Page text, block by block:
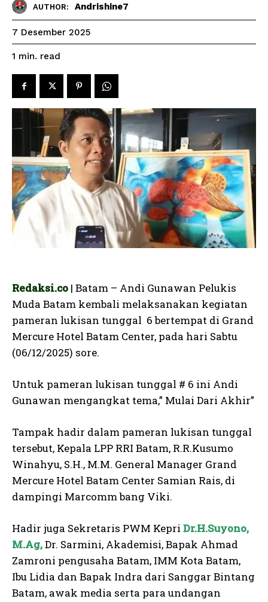
AUTHOR: Andrishine7
7 Desember 2025
1 min. read
Redaksi.co | Batam – Andi Gunawan Pelukis
Muda Batam kembali melaksanakan kegiatan
pameran lukisan tunggal 6 bertempat di Grand
Mercure Hotel Batam Center, pada hari Sabtu
(06/12/2025) sore.
Untuk pameran lukisan tunggal # 6 ini Andi
Gunawan mengangkat tema,” Mulai Dari Akhir”
Tampak hadir dalam pameran lukisan tunggal
tersebut, Kepala LPP RRI Batam, R.R.Kusumo
Winahyu, S.H., M.M. General Manager Grand
Mercure Hotel Batam Center Samian Rais, di
dampingi Marcomm bang Viki.
Hadir juga Sekretaris PWM Kepri Dr.H.Suyono,
M.Ag,Dr. Sarmini, Akademisi, Bapak Ahmad
Zamroni pengusaha Batam, IMM Kota Batam,
Ibu Lidia dan Bapak Indra dari Sanggar Bintang
Batam, awak media serta para undangan